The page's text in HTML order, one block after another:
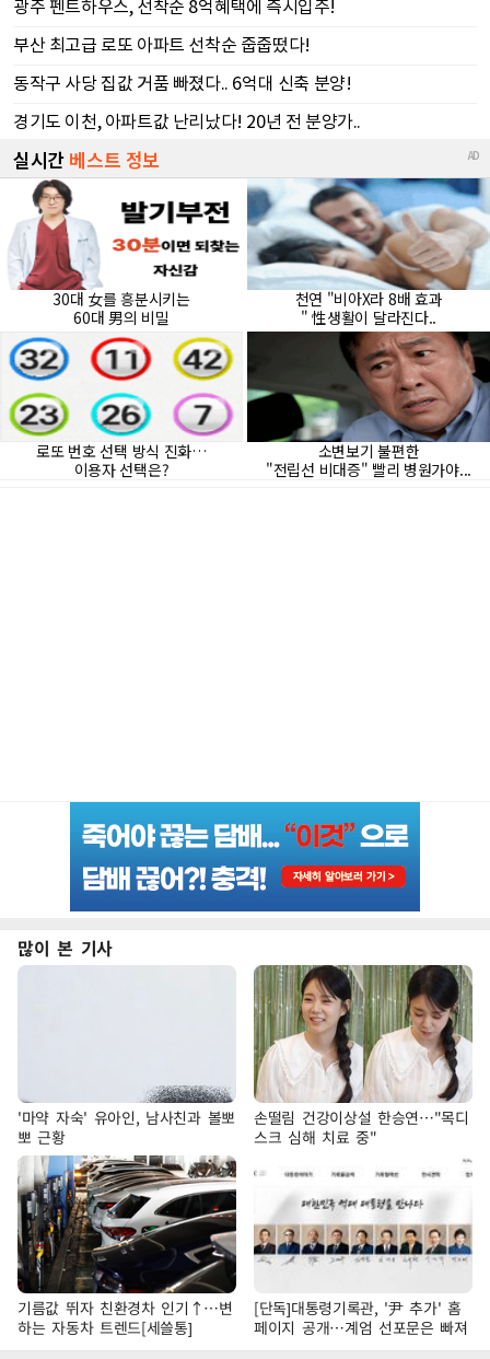
많이 본 기사
'마약 자숙' 유아인, 남사친과 볼뽀
뽀 근황
손떨림 건강이상설 한승연…"목디
스크 심해 치료 중"
기름값 뛰자 친환경차 인기↑…변
하는 자동차 트렌드[세쓸통]
[단독]대통령기록관, '尹 추가' 홈
페이지 공개…계엄 선포문은 빠져